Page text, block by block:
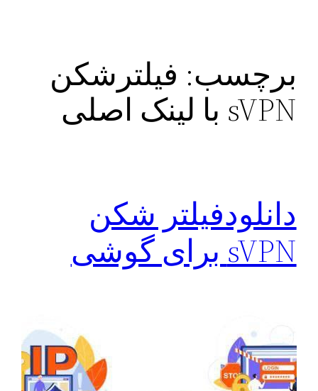
برچسب: فیلترشکن
sVPN با لینک اصلی
دانلودفیلتر شکن
sVPN برای گوشی